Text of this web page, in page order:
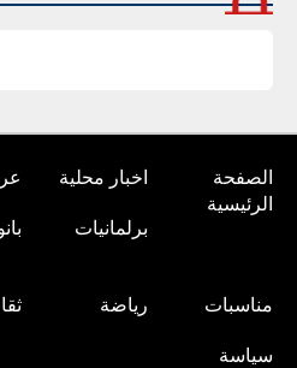
الصفحة
الرئيسية
اخبار محلية
برلمانيات
مناسبات رياضة
سياسة